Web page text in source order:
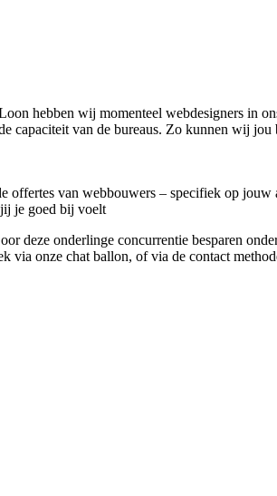
hebben wij momenteel webdesigners in
van de bureaus. Zo kunnen wij jou
offertes van webbouwers – specifiek op jouw
je goed bij voelt
deze onderlinge concurrentie besparen
via onze chat ballon, of via de contact